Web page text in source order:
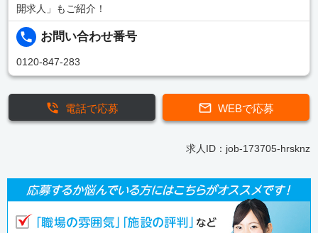
開求人」もご紹介！
お問い合わせ番号
0120-847-283
WEBで応募
電話で応募
求人ID：job-173705-hrsknz